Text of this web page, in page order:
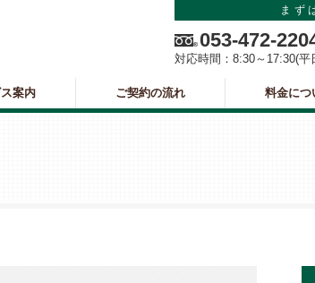
まず
053-472-
対応時間： 8:30～17:30(平
案内 ご契約の流れ 料金につ